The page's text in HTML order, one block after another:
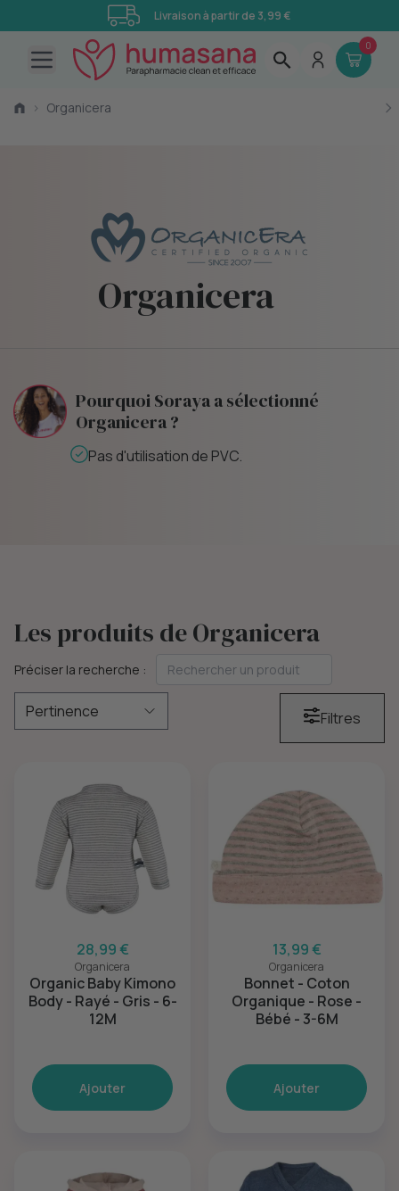
Livraison à partir de 3,99 €
Open main menu
0
› Organicera
Organicera
Pourquoi Soraya a sélectionné
Organicera ?
Pas d'utilisation de PVC.
Les produits de Organicera
Préciser la recherche :
Filtres
28,99 €
Organicera
Organic Baby Kimono
Body - Rayé - Gris - 6-
12M
Ajouter
13,99 €
Organicera
Bonnet - Coton
Organique - Rose -
Bébé - 3-6M
Ajouter